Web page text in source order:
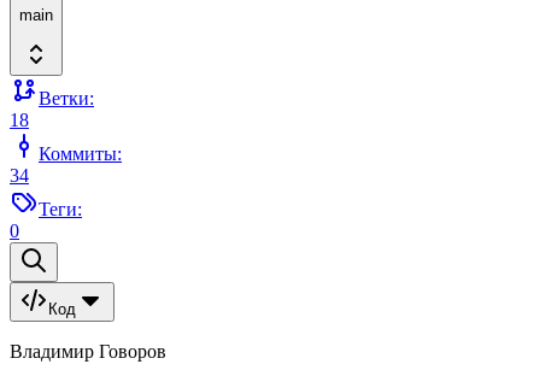
main
Ветки:
18
Коммиты:
34
Теги:
0
Код
Владимир Говоров